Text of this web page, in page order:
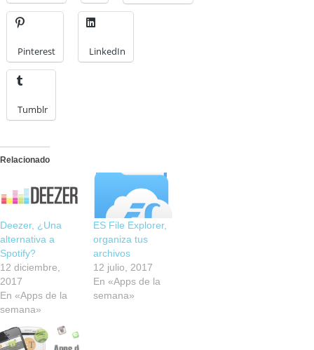
Pinterest LinkedIn
Tumblr
Relacionado
Deezer, ¿Una
alternativa a
Spotify?
12 diciembre,
2017
En «Apps de la
semana»
ES File Explorer,
organiza tus
archivos
12 julio, 2017
En «Apps de la
semana»